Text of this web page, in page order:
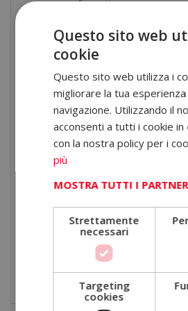
percorso formativo.
Certificazione
Un volta terminati gli studi e aver
valutazione, l’alunno riceverà
“MASTER IN 3DS MAX”, di ELBS
avallato grazie alla nostra
CECAP, cioè la massima
formazione e la qualità.
I nostri titoli, inoltre,
l’autenticità dei titoli, a
Scarica ilprogramma formativo.
Questo sito web
cookie
Questo sito web utilizza i
migliorare la tua
navigazione. Utilizzando il
acconsenti a tutti i cookie
con la nostra policy per i
più
MOSTRA TUTTI I PARTNER
Strettamente
necessari
Targeting
cookies